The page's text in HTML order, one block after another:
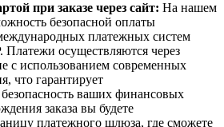
при заказе через сайт: На нашем
безопасной оплаты
платежных систем
осуществляются через
с использованием современных
что гарантирует
ваших финансовых
заказа вы будете
платежного шлюза, где сможете